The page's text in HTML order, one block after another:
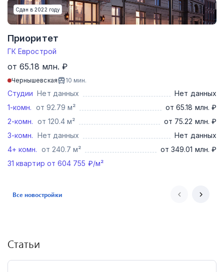
Сдан в 2022 году
Приоритет
ГК Еврострой
от 65.18 млн. ₽
Чернышевская 10 мин.
Студии Нет данных
Нет данных
1-комн. от 92.79 м²
от 65.18 млн. ₽
2-комн. от 120.4 м²
от 75.22 млн. ₽
3-комн. Нет данных
Нет данных
4+ комн. от 240.7 м²
от 349.01 млн. ₽
31 квартир от 604 755 ₽/м²
Все новостройки
Статьи